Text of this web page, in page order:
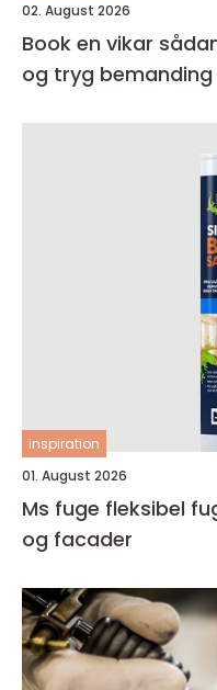
02. August 2026
Book en vikar sådan får institutioner hurtig
og tryg bemanding
inspiration
01. August 2026
Ms fuge fleksibel fugemasse til vinduer, døre
og facader